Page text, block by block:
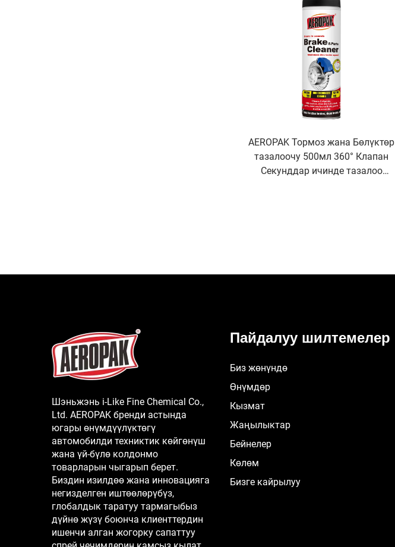
AEROPAK Тормоз жана Бөлүктөр
тазалоочу 500мл 360° Клапан
Секунддар ичинде тазалоо
Шэньжэнь i-Like Fine Chemical Co.,
Ltd. AEROPAK бренди астында
югары өнүмдүүлүктөгү
автомобилди техниктик көйгөнүш
жана үй-бүлө колдонмо
товарларын чыгарып берет.
Биздин изилдөө жана инновацияга
негизделген иштөөлөрүбүз,
глобалдык таратуу тармагыбыз
дүйнө жүзү боюнча клиенттердин
ишенчи алган жогорку сапаттуу
Пайдалуу шилтемелер
Биз жөнүндө
Өнүмдөр
Кызмат
Жаңылыктар
Бейнелер
Көлөм
Бизге кайрылуу